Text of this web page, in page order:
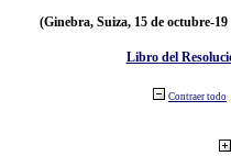
(Ginebra, Suiza, 15 de octubre-19
Libro del
Contraer todo